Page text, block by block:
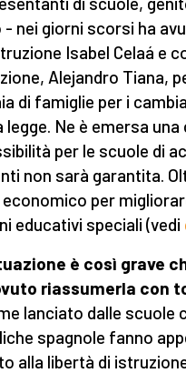
- nei giorni scorsi ha
Isabel Celaá e
Alejandro Tiana,
di famiglie per i
legge. Ne è emersa
per le scuole di
non sarà garantita.
per
educativi speciali (vedi
è così grave
riassumerla con
lanciato dalle scuole
spagnole fanno
alla libertà di